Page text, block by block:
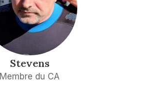
Stevens
Membre du CA